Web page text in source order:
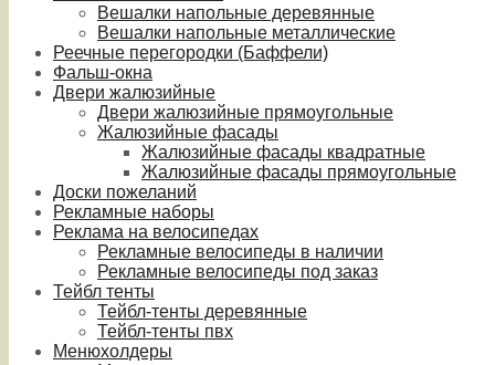
Вешалки напольные деревянные
Вешалки напольные металлические
Реечные перегородки (Баффели)
Фальш-окна
Двери жалюзийные
Двери жалюзийные прямоугольные
Жалюзийные фасады
Жалюзийные фасады квадратные
Жалюзийные фасады прямоугольные
Доски пожеланий
Рекламные наборы
Реклама на велосипедах
Рекламные велосипеды в наличии
Рекламные велосипеды под заказ
Тейбл тенты
Тейбл-тенты деревянные
Тейбл-тенты пвх
Менюхолдеры